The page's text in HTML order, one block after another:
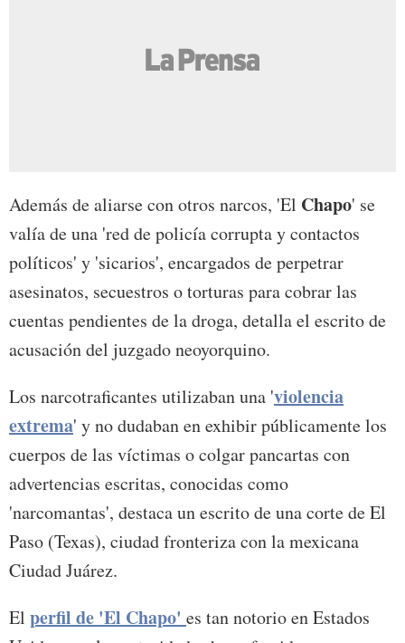
Además de aliarse con otros narcos, 'El Chapo' se
valía de una 'red de policía corrupta y contactos
políticos' y 'sicarios', encargados de perpetrar
asesinatos, secuestros o torturas para cobrar las
cuentas pendientes de la droga, detalla el escrito de
acusación del juzgado neoyorquino.
Los narcotraficantes utilizaban una 'violencia
extrema' y no dudaban en exhibir públicamente los
cuerpos de las víctimas o colgar pancartas con
advertencias escritas, conocidas como
'narcomantas', destaca un escrito de una corte de El
Paso (Texas), ciudad fronteriza con la mexicana
Ciudad Juárez.
El perfil de 'El Chapo' es tan notorio en Estados